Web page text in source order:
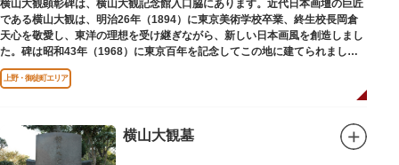
横山大観顕彰碑は、横山大観記念館入口脇にあります。近代日本画壇の巨匠
である横山大観は、明治26年（1894）に東京美術学校卒業、終生校長岡倉
天心を敬愛し、東洋の理想を受け継ぎながら、新しい日本画風を創造しまし
た。碑は昭和43年（1968）に東京百年を記念してこの地に建てられまし
た。
上野・御徒町エリア
横山大観墓